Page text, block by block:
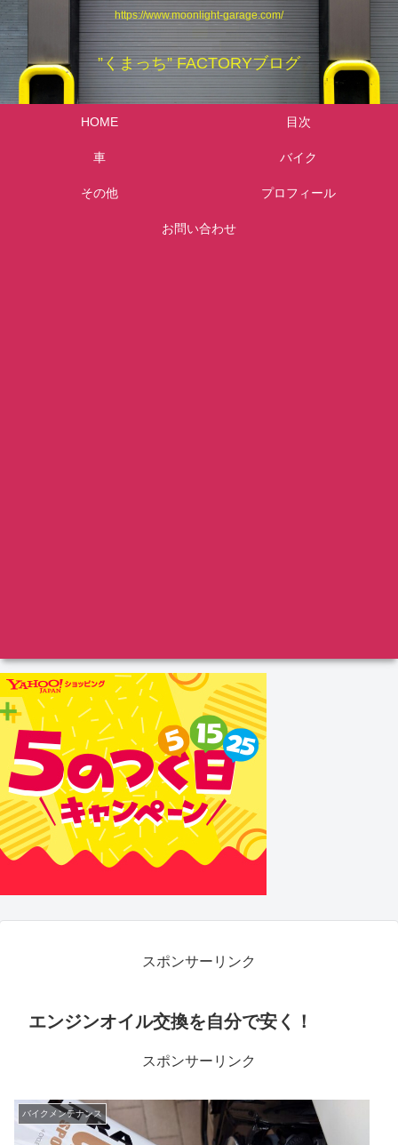
https://www.moonlight-garage.com/
”くまっち” FACTORYブログ
HOME 目次
車 バイク
その他 プロフィール
お問い合わせ
スポンサーリンク
エンジンオイル交換を自分で安く！
スポンサーリンク
バイクメンテナンス